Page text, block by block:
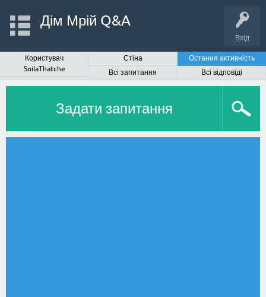
Вхід
Дім Мрій Q&A
Користувач
SoilaThatche
Стіна
Остання активність
Всі запитання
Всі відповіді
Задати запитання